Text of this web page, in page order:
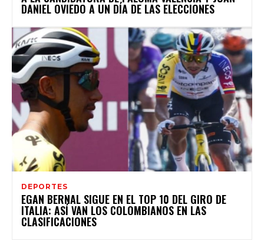
DANIEL OVIEDO A UN DÍA DE LAS ELECCIONES
DEPORTES
EGAN BERNAL SIGUE EN EL TOP 10 DEL GIRO DE
ITALIA: ASÍ VAN LOS COLOMBIANOS EN LAS
CLASIFICACIONES